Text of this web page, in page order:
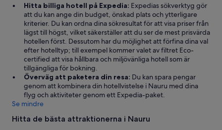
Hitta billiga hotell på Expedia: Expedias sökverktyg gör
att du kan ange din budget, önskad plats och ytterligare
kriterier. Du kan ordna dina sökresultat för att visa priser från
lägst till högst, vilket säkerställer att du ser de mest prisvärda
hotellen först. Dessutom har du möjlighet att förfina dina val
efter hotelltyp; till exempel kommer valet av filtret Eco-
certified att visa hållbara och miljövänliga hotell som är
tillgängliga för bokning.
Överväg att paketera din resa: Du kan spara pengar
genom att kombinera din hotellvistelse i Nauru med dina
flyg och aktiviteter genom ett Expedia-paket.
Se mindre
Hitta de bästa attraktionerna i Nauru